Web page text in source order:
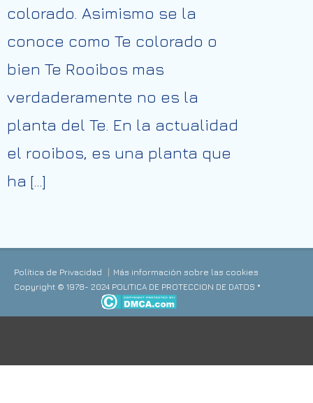
colorado. Asimismo se la
conoce como Te colorado o
bien Te Rooibos mas
verdaderamente no es la
planta del Te. En la actualidad
el rooibos, es una planta que
ha […]
Política de Privacidad
Más información sobre las cookies
Copyright © 1978- 2024 POLITICA DE PROTECCION DE DATOS *